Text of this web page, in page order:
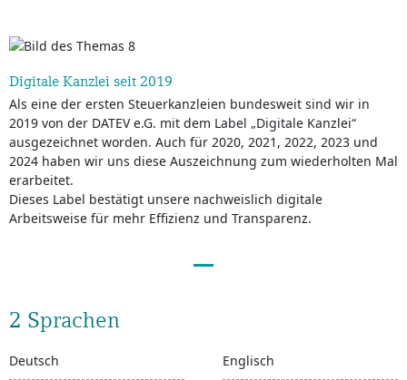
Digitale Kanzlei seit 2019
Als eine der ersten Steuerkanzleien bundesweit sind wir in
2019 von der DATEV e.G. mit dem Label „Digitale Kanzlei“
ausgezeichnet worden. Auch für 2020, 2021, 2022, 2023 und
2024 haben wir uns diese Auszeichnung zum wiederholten Mal
erarbeitet.
Dieses Label bestätigt unsere nachweislich digitale
Arbeitsweise für mehr Effizienz und Transparenz.
2 Sprachen
Deutsch Englisch